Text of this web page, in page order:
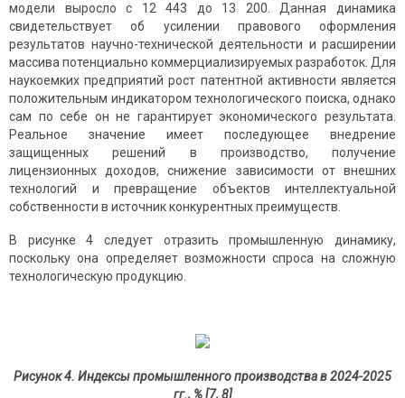
модели выросло с 12 443 до 13 200. Данная динамика
свидетельствует об усилении правового оформления
результатов научно-технической деятельности и расширении
массива потенциально коммерциализируемых разработок. Для
наукоемких предприятий рост патентной активности является
положительным индикатором технологического поиска, однако
сам по себе он не гарантирует экономического результата.
Реальное значение имеет последующее внедрение
защищенных решений в производство, получение
лицензионных доходов, снижение зависимости от внешних
технологий и превращение объектов интеллектуальной
собственности в источник конкурентных преимуществ.
В рисунке 4 следует отразить промышленную динамику,
поскольку она определяет возможности спроса на сложную
технологическую продукцию.
Рисунок 4. Индексы промышленного производства в 2024-2025
гг., % [7, 8]